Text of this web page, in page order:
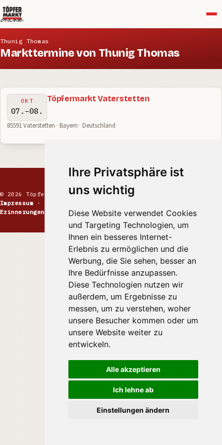
Ihre Privatsphäre ist
uns wichtig
Diese Website verwendet Cookies
und Targeting Technologien, um
Ihnen ein besseres Internet-
Erlebnis zu ermöglichen und die
Werbung, die Sie sehen, besser an
Ihre Bedürfnisse anzupassen.
Diese Technologien nutzen wir
außerdem, um Ergebnisse zu
messen, um zu verstehen, woher
unsere Besucher kommen oder um
unsere Website weiter zu
entwickeln.
Alle akzeptieren
Ich lehne ab
Einstellungen ändern
Thunig Thomas
Markttermine von Thunig Thomas
OKT
07.–08.
Töpfermarkt Vaterstetten
85591 Vaterstetten · Bayern · Deutschland
© 2026 Töpfermarkt · Handgemachte Keramik
Impressum ·
Erinnerungen